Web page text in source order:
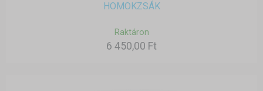
HOMOKZSÁK
Raktáron
6 450,00 Ft